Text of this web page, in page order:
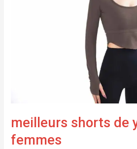
meilleurs shorts de
femmes